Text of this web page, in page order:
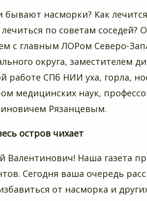
бывают насморки? Как
лечиться по советам соседей?
с главным ЛОРом Северо-
округа, заместителем
работе СПб НИИ уха, горла,
медицинских наук,
Рязанцевым.
остров чихает
Валентинович! Наша газета
Сегодня ваша очередь
от насморка и